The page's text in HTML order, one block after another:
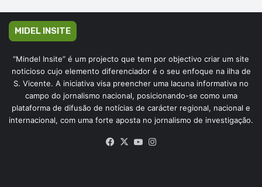
MIDEL INSITE
“Mindel Insite” é um projecto que tem por objectivo criar um site
noticioso cujo elemento diferenciador é o seu enfoque na ilha de
S. Vicente. A iniciativa visa preencher uma lacuna informativa no
campo do jornalismo nacional, posicionando-se como uma
plataforma de difusão de notícias de carácter regional, nacional e
internacional, com uma forte aposta no jornalismo de investigação.
Facebook
X YouTube